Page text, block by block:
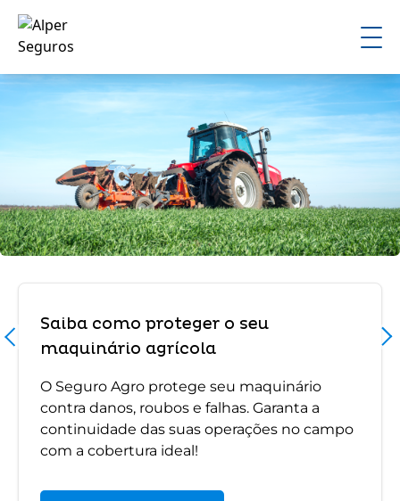
Saiba como proteger o seu
maquinário agrícola
O Seguro Agro protege seu maquinário
contra danos, roubos e falhas. Garanta a
continuidade das suas operações no campo
com a cobertura ideal!